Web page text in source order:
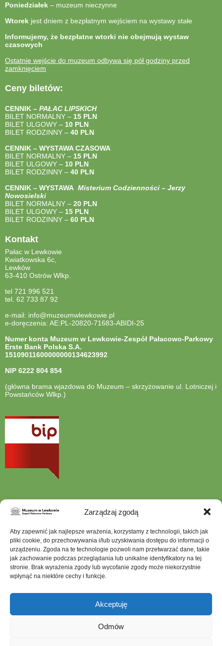
Zarządzaj zgodą
Aby zapewnić jak najlepsze wrażenia, korzystamy z technologii, takich jak
pliki cookie, do przechowywania i/lub uzyskiwania dostępu do informacji o
urządzeniu. Zgoda na te technologie pozwoli nam przetwarzać dane, takie
jak zachowanie podczas przeglądania lub unikalne identyfikatory na tej
stronie. Brak wyrażenia zgody lub wycofanie zgody może niekorzystnie
wpłynąć na niektóre cechy i funkcje.
Akceptuję
Odmów
Poniedziałek – muzeum nieczynne
Wtorek jest dniem z bezpłatnym wejściem na wystawy stałe
Informujemy, że bezpłatne wtorki nie obejmują wystaw
czasowych
Ostatnie wejście do muzeum odbywa się pół godziny przed
zamknięciem
Ceny biletów:
CENNIK – PAŁAC LIPSKICH
BILET NORMALNY – 15 PLN
BILET ULGOWY – 10 PLN
BILET RODZINNY – 40 PLN
CENNIK – WYSTAWA CZASOWA
BILET NORMALNY – 15 PLN
BILET ULGOWY – 10 PLN
BILET RODZINNY – 40 PLN
CENNIK – WYSTAWA Misterium Codzienności – Jerzy
Nowosielski
BILET NORMALNY – 20 PLN
BILET ULGOWY – 15 PLN
BILET RODZINNY – 60 PLN
Kontakt
Pałac w Lewkowie
Kwiatkowska 6c,
Lewków
63-410 Ostrów Wlkp.
tel 721 996 521
tel. 62 733 87 92
e-mail: info@muzeumwlewkowie.pl
e-doręczenia: AE:PL-20820-71683-ABIDI-25
Numer konta Muzeum w Lewkowie-Zespół Pałacowo-Parkowy
Erste Bank Polska S.A.
15109011600000000134623992
NIP 6222 804 854
(główna brama wjazdowa do Muzeum – skrzyżowanie ul. Lotniczej i
Powstańców Wlkp.)
otwiera
nowej
Szukana
fraza
Ochrona Danych Osobowych